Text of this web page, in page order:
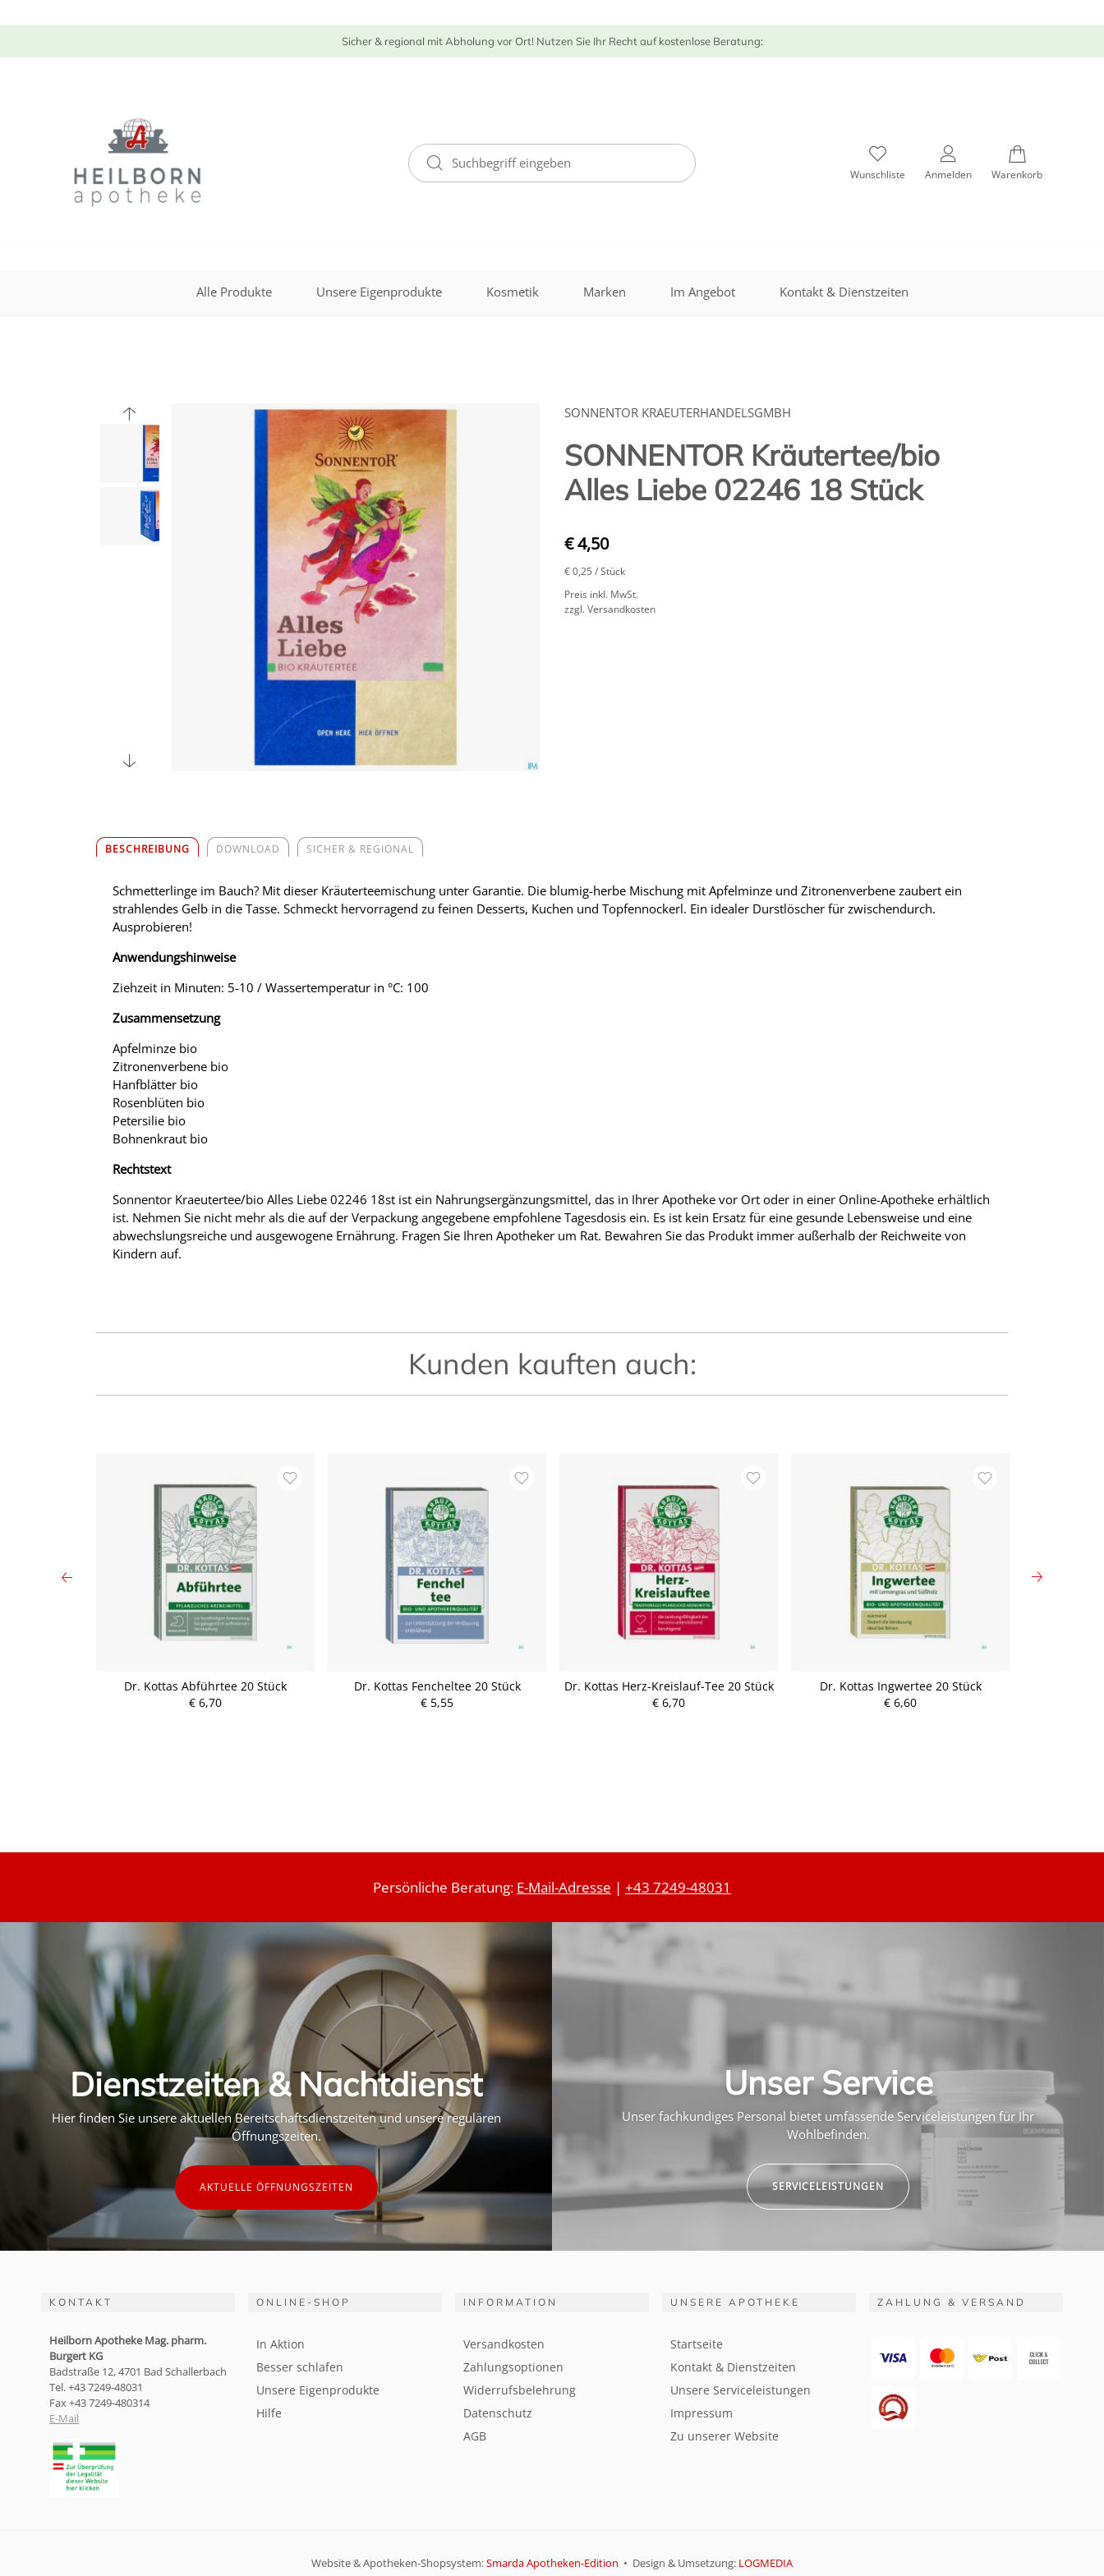
Sicher & regional mit Abholung vor Ort! Nutzen Sie Ihr Recht auf kostenlose Beratung:
Wunschliste Anmelden Warenkorb
Alle Produkte Unsere Eigenprodukte Kosmetik Marken Im Angebot Kontakt & Dienstzeiten
SONNENTOR KRAEUTERHANDELSGMBH
SONNENTOR Kräutertee/bio
Alles Liebe 02246 18 Stück
€ 4,50
€ 0,25 / Stück
Preis inkl. MwSt.
zzgl. Versandkosten
BESCHREIBUNG DOWNLOAD SICHER & REGIONAL
Schmetterlinge im Bauch? Mit dieser Kräuterteemischung unter Garantie. Die blumig-herbe Mischung mit Apfelminze und Zitronenverbene zaubert ein
strahlendes Gelb in die Tasse. Schmeckt hervorragend zu feinen Desserts, Kuchen und Topfennockerl. Ein idealer Durstlöscher für zwischendurch.
Ausprobieren!
Anwendungshinweise
Ziehzeit in Minuten: 5-10 / Wassertemperatur in °C: 100
Zusammensetzung
Apfelminze bio
Zitronenverbene bio
Hanfblätter bio
Rosenblüten bio
Petersilie bio
Bohnenkraut bio
Rechtstext
Sonnentor Kraeutertee/bio Alles Liebe 02246 18st ist ein Nahrungsergänzungsmittel, das in Ihrer Apotheke vor Ort oder in einer Online-Apotheke erhältlich
ist. Nehmen Sie nicht mehr als die auf der Verpackung angegebene empfohlene Tagesdosis ein. Es ist kein Ersatz für eine gesunde Lebensweise und eine
abwechslungsreiche und ausgewogene Ernährung. Fragen Sie Ihren Apotheker um Rat. Bewahren Sie das Produkt immer außerhalb der Reichweite von
Kindern auf.
Kunden kauften auch:
Dr. Kottas Abführtee 20 Stück
€ 6,70
Dr. Kottas Fencheltee 20 Stück
€ 5,55
Dr. Kottas Herz-Kreislauf-Tee 20 Stück
€ 6,70
Dr. Kottas Ingwertee 20 Stück
€ 6,60
Persönliche Beratung: E-Mail-Adresse | +43 7249-48031
Dienstzeiten & Nachtdienst
Hier finden Sie unsere aktuellen Bereitschaftsdienstzeiten und unsere regulären
Öffnungszeiten.
AKTUELLE ÖFFNUNGSZEITEN
Unser Service
Unser fachkundiges Personal bietet umfassende Serviceleistungen für Ihr
Wohlbefinden.
SERVICELEISTUNGEN
KONTAKT
Heilborn Apotheke Mag. pharm.
Burgert KG
Badstraße 12, 4701 Bad Schallerbach
Tel. +43 7249-48031
Fax +43 7249-480314
E-Mail
ONLINE-SHOP
In Aktion
Besser schlafen
Unsere Eigenprodukte
Hilfe
INFORMATION
Versandkosten
Zahlungsoptionen
Widerrufsbelehrung
Datenschutz
AGB
UNSERE APOTHEKE
Startseite
Kontakt & Dienstzeiten
Unsere Serviceleistungen
Impressum
Zu unserer Website
ZAHLUNG & VERSAND
Website & Apotheken-Shopsystem:Smarda Apotheken-Edition • Design & Umsetzung: LOGMEDIA